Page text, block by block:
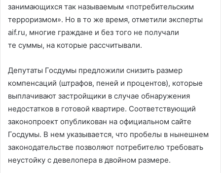
занимающихся так называемым «потребительским
терроризмом». Но в то же время, отметили эксперты
aif.ru, многие граждане и без того не получали
те суммы, на которые рассчитывали.
Депутаты Госдумы предложили снизить размер
компенсаций (штрафов, пеней и процентов), которые
выплачивают застройщики в случае обнаружения
недостатков в готовой квартире. Соответствующий
законопроект опубликован на официальном сайте
Госдумы. В нем указывается, что пробелы в нынешнем
законодательстве позволяют потребителю требовать
неустойку с девелопера в двойном размере.